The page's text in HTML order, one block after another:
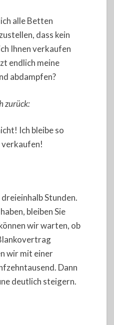
alle Betten
dass kein
Ihnen verkaufen
endlich meine
abdampfen?
zurück:
Ich bleibe so
verkaufen!
Stunden.
bleiben Sie
wir warten, ob
wir mit einer
Dann
deutlich steigern.